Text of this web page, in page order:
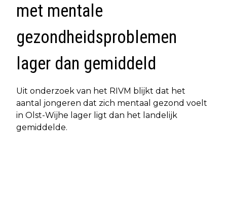
met mentale
gezondheidsproblemen
lager dan gemiddeld
Uit onderzoek van het RIVM blijkt dat het
aantal jongeren dat zich mentaal gezond voelt
in Olst-Wijhe lager ligt dan het landelijk
gemiddelde.